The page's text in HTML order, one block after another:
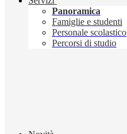
Panoramica
Famiglie e studenti
Personale scolastico
Percorsi di studio